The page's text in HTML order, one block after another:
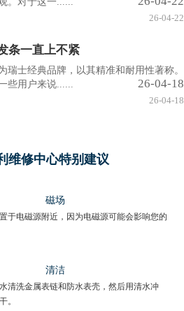
26-04-22
条一直上不紧
瑞士经典品牌，以其精准和耐用性著称。
些用户来说......
26-04-18
26-04-18
维修中心特别建议
磁场
于电磁源附近，因为电磁源可能会影响您的
清洁
清洗金属表链和防水表壳，然后用清水冲
。